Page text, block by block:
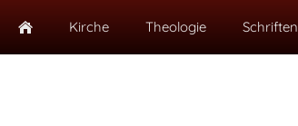
Kirche Theologie Schriften